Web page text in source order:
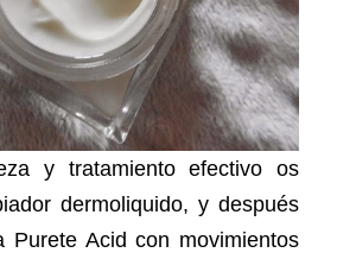
y tratamiento efectivo os
dermoliquido, y después
Purete Acid con movimientos